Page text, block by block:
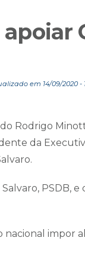
em 14/09/2020 -
Rodrigo
da
PSDB,
nacional